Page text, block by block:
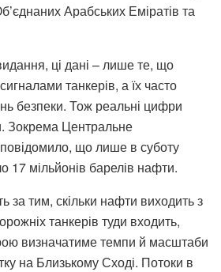
Арабських Еміратів та
ці дані – лише те, що
танкерів, а їх часто
безпеки. Тож реальні цифри
Зокрема Центральне
що лише в суботу
17 мільйонів барелів нафти.
за тим, скільки нафти виходить з
танкерів туди входить,
визначатиме темпи й масштаби
на Близькому Сході. Потоки в